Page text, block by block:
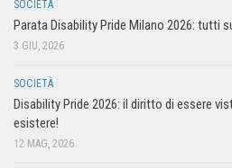
SOCIETÀ
Parata Disability Pride Milano 2026: tutti
3 GIU, 2026
SOCIETÀ
Disability Pride 2026: il diritto di essere
esistere!
12 MAG, 2026